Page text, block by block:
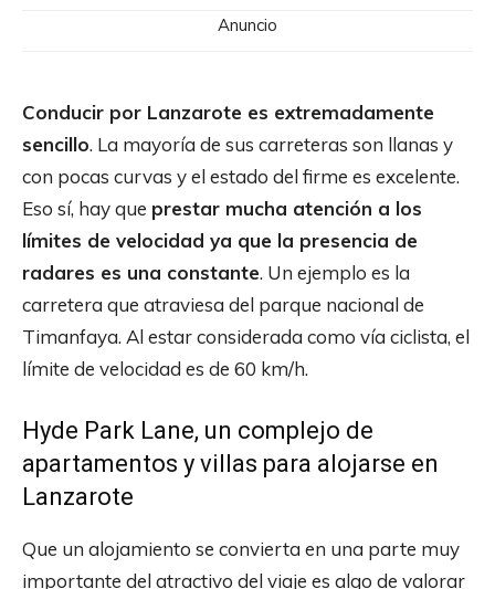
Anuncio
Conducir por Lanzarote es extremadamente
sencillo. La mayoría de sus carreteras son llanas y
con pocas curvas y el estado del firme es excelente.
Eso sí, hay que prestar mucha atención a los
límites de velocidad ya que la presencia de
radares es una constante. Un ejemplo es la
carretera que atraviesa del parque nacional de
Timanfaya. Al estar considerada como vía ciclista, el
límite de velocidad es de 60 km/h.
Hyde Park Lane, un complejo de
apartamentos y villas para alojarse en
Lanzarote
Que un alojamiento se convierta en una parte muy
importante del atractivo del viaje es algo de valorar